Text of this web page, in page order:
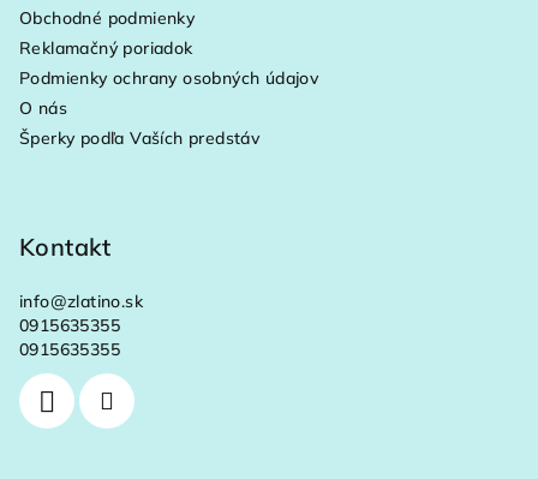
Obchodné podmienky
Reklamačný poriadok
Podmienky ochrany osobných údajov
O nás
Šperky podľa Vaších predstáv
Kontakt
info@zlatino.sk
0915635355
0915635355